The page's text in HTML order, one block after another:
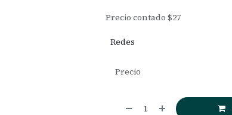
Precio contado $27
Redes
Precio